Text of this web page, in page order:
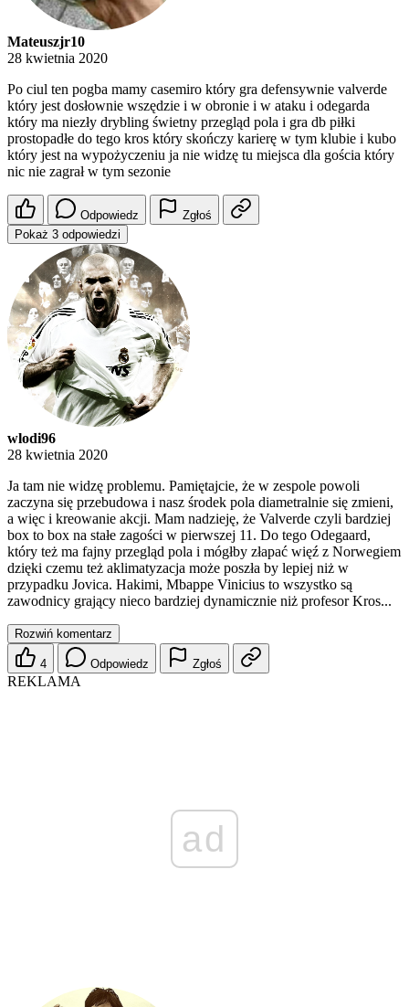
Mateuszjr10
28 kwietnia 2020
Po ciul ten pogba mamy casemiro który gra defensywnie valverde
który jest dosłownie wszędzie i w obronie i w ataku i odegarda
który ma niezły drybling świetny przegląd pola i gra db piłki
prostopadłe do tego kros który skończy karierę w tym klubie i kubo
który jest na wypożyczeniu ja nie widzę tu miejsca dla gościa który
nic nie zagrał w tym sezonie
Odpowiedz
Zgłoś
Pokaż 3 odpowiedzi
wlodi96
28 kwietnia 2020
Ja tam nie widzę problemu. Pamiętajcie, że w zespole powoli
zaczyna się przebudowa i nasz środek pola diametralnie się zmieni,
a więc i kreowanie akcji. Mam nadzieję, że Valverde czyli bardziej
box to box na stałe zagości w pierwszej 11. Do tego Odegaard,
który też ma fajny przegląd pola i mógłby złapać więź z Norwegiem
dzięki czemu też aklimatyzacja może poszła by lepiej niż w
przypadku Jovica. Hakimi, Mbappe Vinicius to wszystko są
zawodnicy grający nieco bardziej dynamicznie niż profesor Kros...
Rozwiń komentarz
4 Odpowiedz Zgłoś
REKLAMA
ad